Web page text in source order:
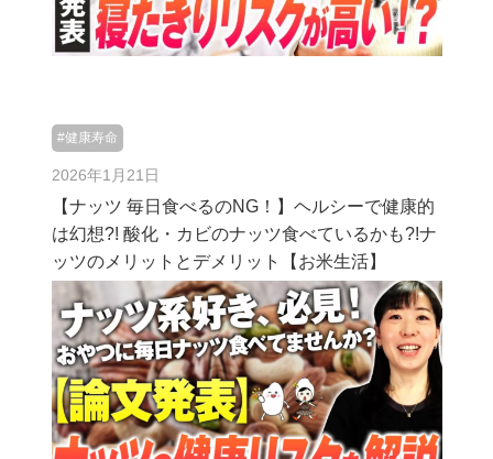
#健康寿命
2026年1月21日
【ナッツ 毎日食べるのNG！】ヘルシーで健康的
は幻想?! 酸化・カビのナッツ食べているかも?!ナ
ッツのメリットとデメリット【お米生活】